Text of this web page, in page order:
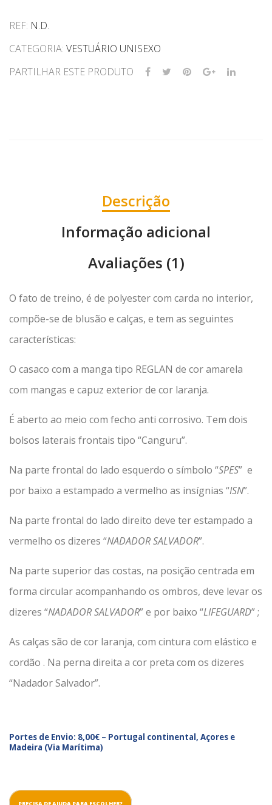
Salvador"
REF: N.D.
CATEGORIA: VESTUÁRIO UNISEXO
PARTILHAR ESTE PRODUTO
Descrição
Informação adicional
Avaliações (1)
O fato de treino, é de polyester com carda no interior,
compõe-se de blusão e calças, e tem as seguintes
características:
O casaco com a manga tipo REGLAN de cor amarela
com mangas e capuz exterior de cor laranja.
É aberto ao meio com fecho anti corrosivo. Tem dois
bolsos laterais frontais tipo “Canguru”.
Na parte frontal do lado esquerdo o símbolo “SPES” e
por baixo a estampado a vermelho as insígnias “ISN”.
Na parte frontal do lado direito deve ter estampado a
vermelho os dizeres “NADADOR SALVADOR”.
Na parte superior das costas, na posição centrada em
forma circular acompanhando os ombros, deve levar os
dizeres “NADADOR SALVADOR” e por baixo “LIFEGUARD” ;
As calças são de cor laranja, com cintura com elástico e
cordão . Na perna direita a cor preta com os dizeres
“Nadador Salvador”.
Portes de Envio: 8,00€ – Portugal continental, Açores e
Madeira (Via Marítima)
PRECISA DE AJUDA PARA ESCOLHER?